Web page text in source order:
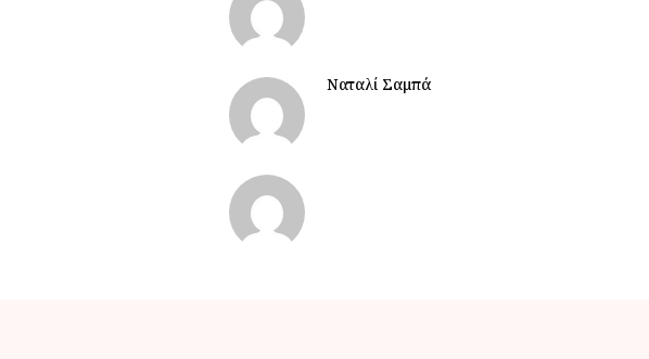
Ναταλί Σαμπά